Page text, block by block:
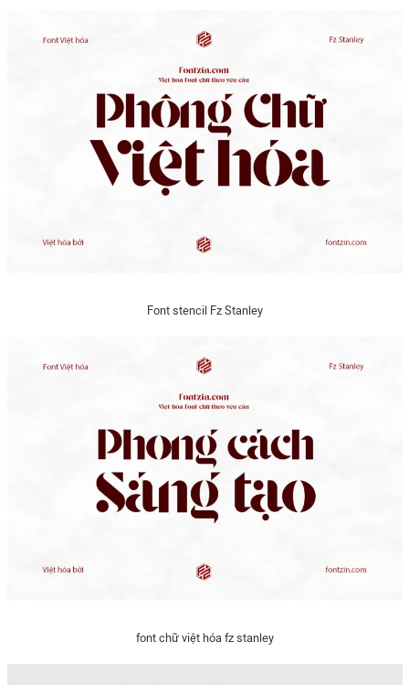
Font stencil Fz Stanley
font chữ việt hóa fz stanley